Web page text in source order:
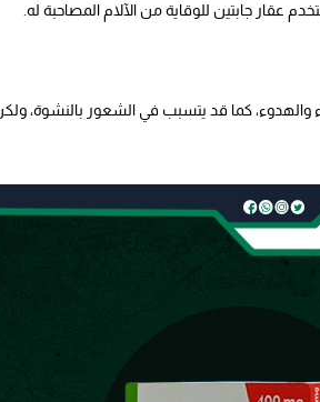
عقار جابتين للوقاية من الآلام المصاحبة له.
والهدوء، كما قد يتسبب في الشعور بالنشوة،